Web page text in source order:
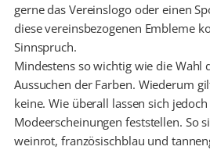
gerne das Vereinslogo oder einen
diese vereinsbezogenen Embleme
Sinnspruch.
Mindestens so wichtig wie die Wahl
Aussuchen der Farben. Wiederum
keine. Wie überall lassen sich
Modeerscheinungen feststellen. So
weinrot, französischblau und